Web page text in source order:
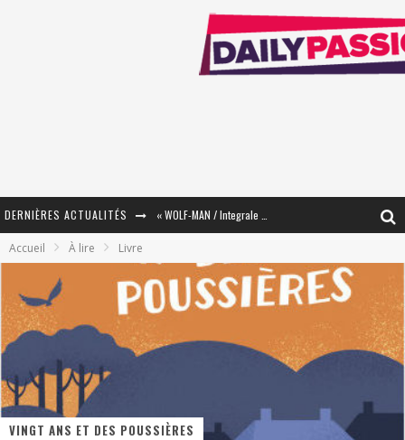
DERNIÈRES ACTUALITÉS
« Mon Village Révolté » - Combattre un Projet !
Accueil À lire Livre
VINGT ANS ET DES POUSSIÈRES